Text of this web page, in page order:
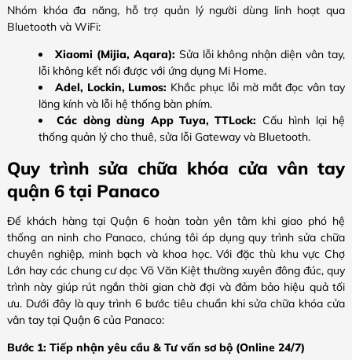
Nhóm khóa đa năng, hỗ trợ quản lý người dùng linh hoạt qua
Bluetooth và WiFi:
Xiaomi (Mijia, Aqara): Sửa lỗi không nhận diện vân tay,
lỗi không kết nối được với ứng dụng Mi Home.
Adel, Lockin, Lumos: Khắc phục lỗi mờ mắt đọc vân tay
lăng kính và lỗi hệ thống bàn phím.
Các dòng dùng App Tuya, TTLock: Cấu hình lại hệ
thống quản lý cho thuê, sửa lỗi Gateway và Bluetooth.
Quy trình sửa chữa khóa cửa vân tay
quận 6 tại Panaco
Để khách hàng tại Quận 6 hoàn toàn yên tâm khi giao phó hệ
thống an ninh cho Panaco, chúng tôi áp dụng quy trình sửa chữa
chuyên nghiệp, minh bạch và khoa học. Với đặc thù khu vực Chợ
Lớn hay các chung cư dọc Võ Văn Kiệt thường xuyên đông đúc, quy
trình này giúp rút ngắn thời gian chờ đợi và đảm bảo hiệu quả tối
ưu. Dưới đây là quy trình 6 bước tiêu chuẩn khi sửa chữa khóa cửa
vân tay tại Quận 6 của Panaco:
Bước 1: Tiếp nhận yêu cầu & Tư vấn sơ bộ (Online 24/7)